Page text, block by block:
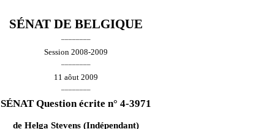
SÉNAT DE BELGIQUE
Session 2008-2009
11 aôut 2009
SÉNAT Question écrite n° 4-3971
de Helga Stevens (Indépendant)